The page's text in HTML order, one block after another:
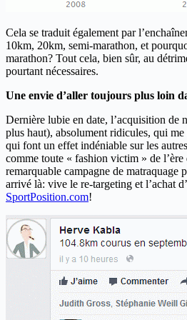
Cela se traduit également par
10km, 20km, semi-marathon, et
marathon? Tout cela, bien sûr, au
pourtant nécessaires.
Une envie d’aller toujours plus loin
Dernière lubie en date, l’acquisition de
plus haut), absolument ridicules, qui
qui font un effet indéniable sur les
comme toute « fashion victim » de l’ère
remarquable campagne de matraquage
arrivé là: vive le re-targeting et l’achat
SportPosition.com!